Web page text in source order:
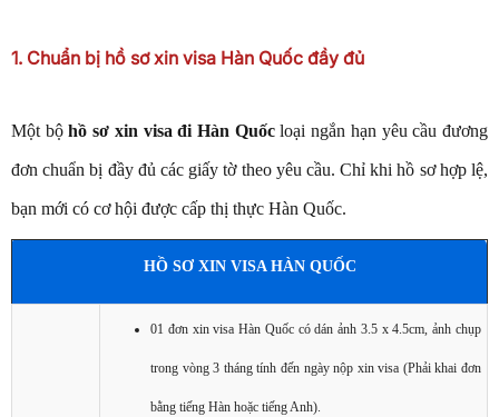
1. Chuẩn bị hồ sơ xin visa Hàn Quốc đầy đủ
Một bộhồ sơ xin visa đi Hàn Quốcloại ngắn hạn yêu cầu đương
đơn chuẩn bị đầy đủ các giấy tờ theo yêu cầu. Chỉ khi hồ sơ hợp lệ,
bạn mới có cơ hội được cấp thị thực Hàn Quốc.
HỒ SƠ XIN VISA HÀN QUỐC
01 đơn xin visa Hàn Quốc có dán ảnh 3.5 x 4.5cm, ảnh chụp
trong vòng 3 tháng tính đến ngày nộp xin visa (Phải khai đơn
bằng tiếng Hàn hoặc tiếng Anh).